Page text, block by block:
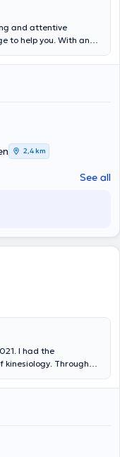
and attentive
to help you. With an
to welcome you at
2,4 km
See all
I had the
Through
physio practice.
pathology and the
time!